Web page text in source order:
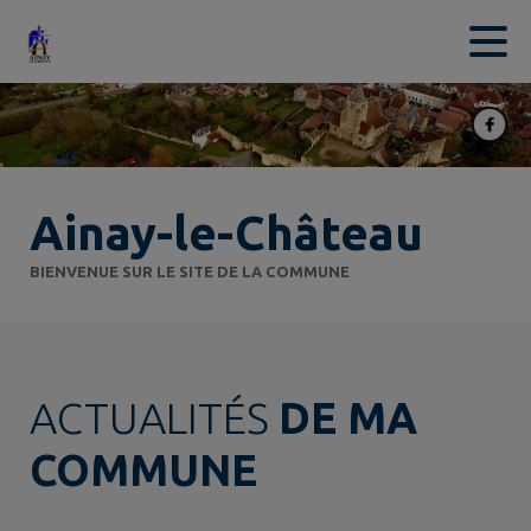
Contenu
Ainay-le-Château
BIENVENUE SUR LE SITE DE LA COMMUNE
ACTUALITÉS DE MA
COMMUNE